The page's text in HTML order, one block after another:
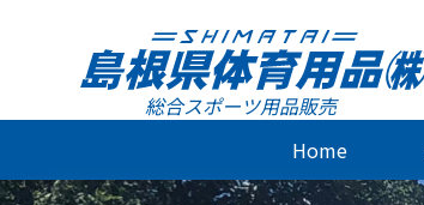
総合スポーツ用品販売
Home